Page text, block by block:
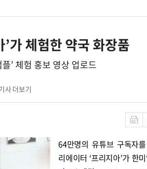
가 체험한 약국 화장품
’ 체험 홍보 영상 업로드
사 더보기
64만명의 유튜브 구독자
리에이터 ‘프리지아’가 한